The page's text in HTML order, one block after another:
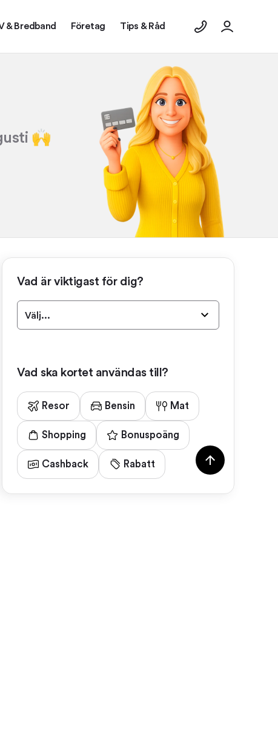
& Bredband Företag Tips & Råd
🙌
Vad är viktigast för dig?
Välj...
Vad ska kortet användas till?
Resor Bensin Mat
Shopping Bonuspoäng
Cashback Rabatt